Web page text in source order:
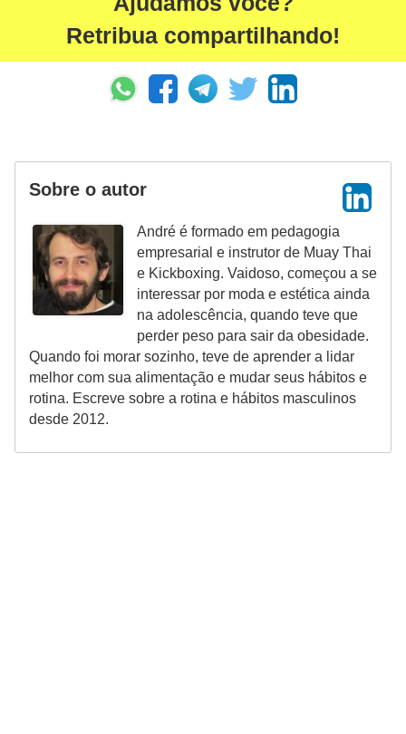
Retribua compartilhando!
Sobre o autor
André é formado em pedagogia
empresarial e instrutor de Muay Thai
e Kickboxing. Vaidoso, começou a se
interessar por moda e estética ainda
na adolescência, quando teve que
perder peso para sair da obesidade.
Quando foi morar sozinho, teve de aprender a lidar
melhor com sua alimentação e mudar seus hábitos e
rotina. Escreve sobre a rotina e hábitos masculinos
desde 2012.